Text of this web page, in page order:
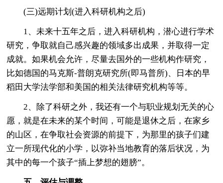
(三)远期计划(进入科研机构之后)
1、未来十五年之后，进入科研机构，潜心进行学术
研究，争取就自己感兴趣的领域多出成果，并取得一定
成就。如果机会允许，尽量去国外的一些机构作研究，
比如德国的马克斯-普朗克研究所(即马普所)、日本的早
稻田大学法学部和美国的相关法律研究机构等等。
2、除了科研之外，我还有一个与职业规划无关的心
愿，就是在未来的某个时间，可能是退休之后，在家乡
的山区，在争取社会资源的前提下，为那里的孩子们建
立一所现代化的小学，以弥补当地教育的落后状况，为
其中的每一个孩子“插上梦想的翅膀”。